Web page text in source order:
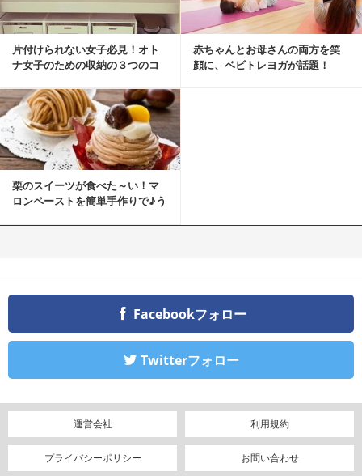
片付けられない女子必見！オト
ナ女子のための収納の３つのコ
赤ちゃんとお母さんの両方を笑
顔に、ベビトレヨガが話題！
栗のスイーツが食べた～い！マ
ロンペーストを簡単手作りで♪う
Facebookフォロー
Twitterフォロー
運営会社 利用規約
プライバシーポリシー お問い合わせ